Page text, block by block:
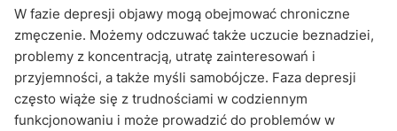
W fazie depresji objawy mogą obejmować chroniczne
zmęczenie. Możemy odczuwać także uczucie beznadziei,
problemy z koncentracją, utratę zainteresowań i
przyjemności, a także myśli samobójcze. Faza depresji
często wiąże się z trudnościami w codziennym
funkcjonowaniu i może prowadzić do problemów w